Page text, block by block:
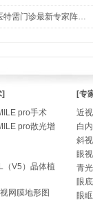
特需门诊最新专家阵…
pro手术
pro散光增
（V5）晶体植
网膜地形图
[专
近
白
斜
眼
青
眼
眼